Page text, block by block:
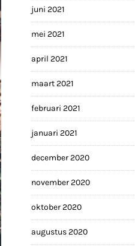
juni 2021
mei 2021
april 2021
maart 2021
februari 2021
januari 2021
december 2020
november 2020
oktober 2020
augustus 2020